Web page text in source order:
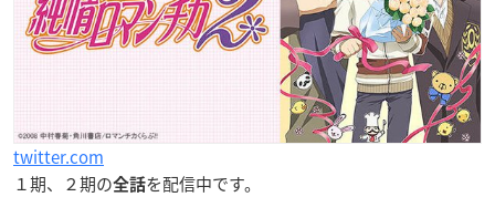
twitter.com
１期、２期の全話を配信中です。